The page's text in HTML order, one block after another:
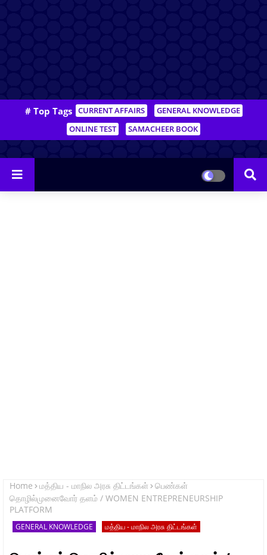
# Top Tags CURRENT AFFAIRS
GENERAL KNOWLEDGE
ONLINE TEST
SAMACHEER BOOK
Home மத்திய - மாநில அரசு திட்டங்கள் பெண்கள்
தொழில்முனைவோர் தளம் / WOMEN ENTREPRENEURSHIP
PLATFORM
GENERAL KNOWLEDGE மத்திய - மாநில அரசு திட்டங்கள்